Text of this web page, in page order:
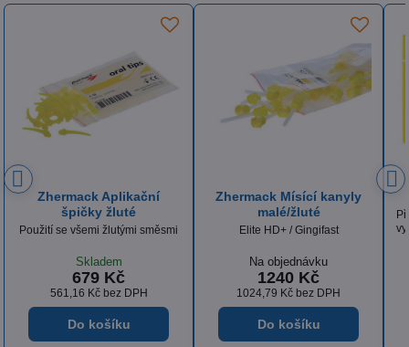
R&S Turbocclusion
Přesný a stabilní vinylpolysiloxan
vyrobený speciálně pro registraci
Skladem
873 Kč
721,49 Kčbez DPH
Do košíku
Zhermack Mísící kanyly
Dynamic Static
MAXI kartuše Zhermack
Skladem
1490 Kč
1231,40 Kčbez DPH
Do košíku